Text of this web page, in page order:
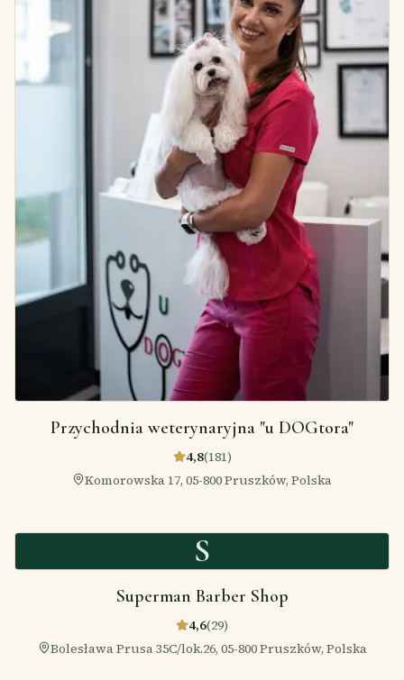
Przychodnia weterynaryjna "u DOGtora"
4,8(181)
Komorowska 17, 05-800 Pruszków, Polska
S
Superman Barber Shop
4,6(29)
Bolesława Prusa 35C/lok.26, 05-800 Pruszków, Polska